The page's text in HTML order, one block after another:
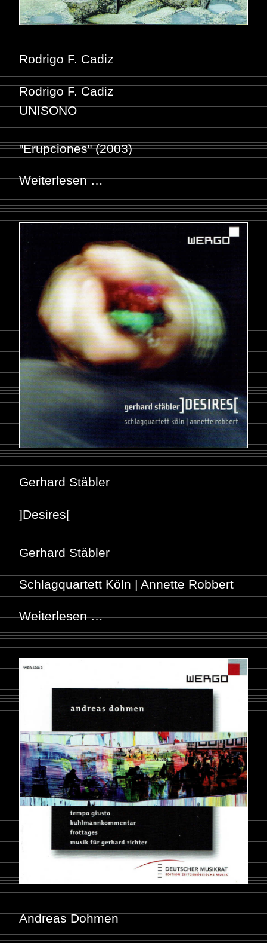
Rodrigo F. Cadiz
Rodrigo F. Cadiz
UNISONO
"Erupciones" (2003)
Weiterlesen …
Gerhard Stäbler
]Desires[
Gerhard Stäbler
Schlagquartett Köln |Annette Robbert
Weiterlesen …
Andreas Dohmen